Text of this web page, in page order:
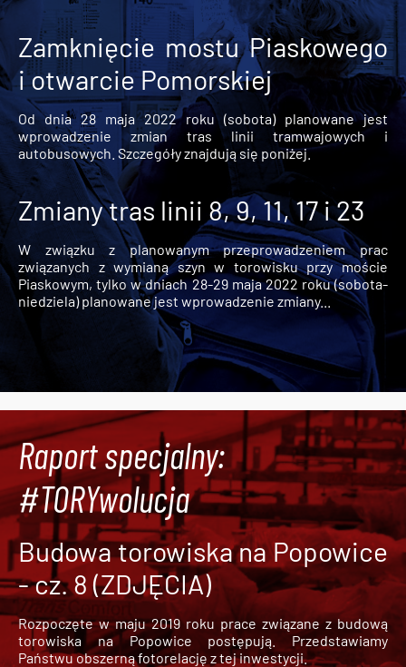
Zamknięcie mostu Piaskowego
i otwarcie Pomorskiej
Od dnia 28 maja 2022 roku (sobota) planowane jest
wprowadzenie zmian tras linii tramwajowych i
autobusowych. Szczegóły znajdują się poniżej.
Zmiany tras linii 8, 9, 11, 17 i 23
W związku z planowanym przeprowadzeniem prac
związanych z wymianą szyn w torowisku przy moście
Piaskowym, tylko w dniach 28-29 maja 2022 roku (sobota-
niedziela) planowane jest wprowadzenie zmiany...
Raport specjalny:
#TORYwolucja
Budowa torowiska na Popowice
- cz. 8 (ZDJĘCIA)
Rozpoczęte w maju 2019 roku prace związane z budową
torowiska na Popowice
postępują. Przedstawiamy
Państwu obszerną fotorelację z tej inwestycji.